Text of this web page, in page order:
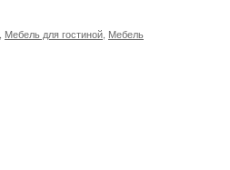
Мебель для гостиной Мебель